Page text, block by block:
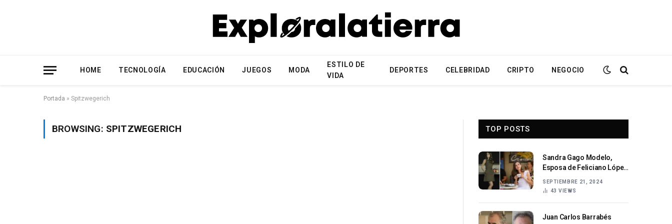
HOME TECNOLOGÍA EDUCACIÓN JUEGOS MODA
ESTILO DE
VIDA
DEPORTES CELEBRIDAD CRIPTO NEGOCIO
Portada » Spitzwegerich
BROWSING: SPITZWEGERICH TOP POSTS
Sandra Gago Modelo,
Esposa de Feliciano López
Completa
SEPTIEMBRE 21, 2024
43 VIEWS
Juan Carlos Barrabés